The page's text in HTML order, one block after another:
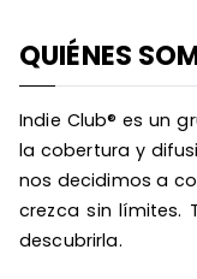
QUIÉNES
Indie Club® es un
la cobertura y
nos decidimos a
crezca sin límites.
descubrirla.